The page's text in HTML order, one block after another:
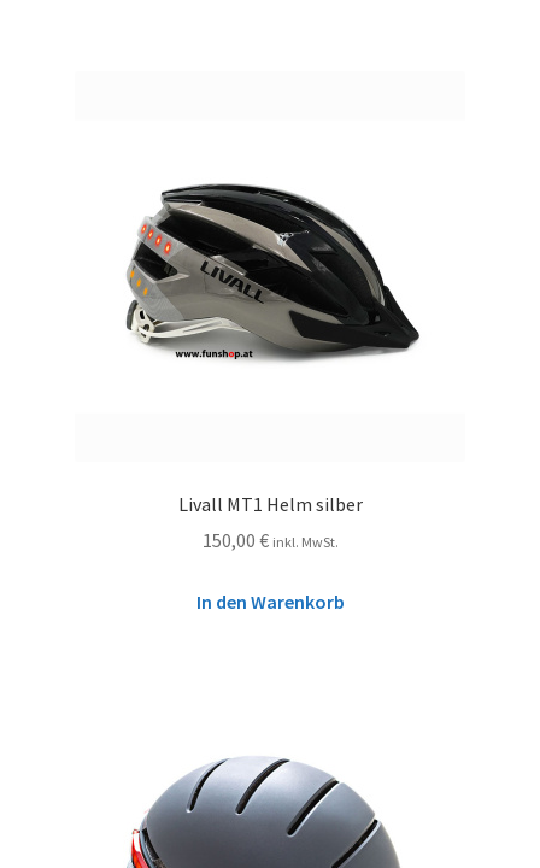
Livall MT1 Helm silber
150,00 € inkl. MwSt.
In den Warenkorb